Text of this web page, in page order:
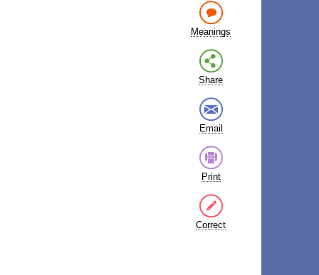
Meanings
Share
Email
Print
Correct